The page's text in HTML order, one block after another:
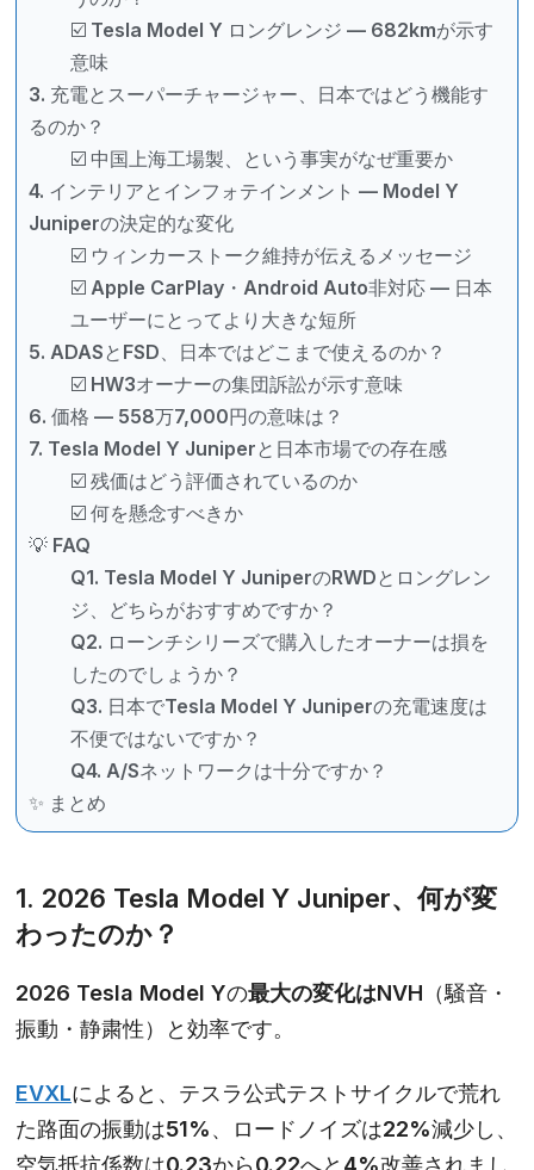
☑️ Tesla Model Y ロングレンジ — 682kmが示す
意味
3. 充電とスーパーチャージャー、日本ではどう機能す
るのか？
☑️ 中国上海工場製、という事実がなぜ重要か
4. インテリアとインフォテインメント — Model Y
Juniperの決定的な変化
☑️ ウィンカーストーク維持が伝えるメッセージ
☑️ Apple CarPlay・Android Auto非対応 — 日本
ユーザーにとってより大きな短所
5. ADASとFSD、日本ではどこまで使えるのか？
☑️ HW3オーナーの集団訴訟が示す意味
6. 価格 — 558万7,000円の意味は？
7. Tesla Model Y Juniperと日本市場での存在感
☑️ 残価はどう評価されているのか
☑️ 何を懸念すべきか
💡 FAQ
Q1. Tesla Model Y JuniperのRWDとロングレン
ジ、どちらがおすすめですか？
Q2. ローンチシリーズで購入したオーナーは損を
したのでしょうか？
Q3. 日本でTesla Model Y Juniperの充電速度は
不便ではないですか？
Q4. A/Sネットワークは十分ですか？
✨ まとめ
1. 2026 Tesla Model Y Juniper、何が変
わったのか？
2026 Tesla Model Yの最大の変化はNVH （騒音・
振動・静粛性）と効率です。
EVXLによると、テスラ公式テストサイクルで荒れ
た路面の振動は51%、ロードノイズは22%減少し、
空気抵抗係数は0.23から0.22へと4%改善されまし